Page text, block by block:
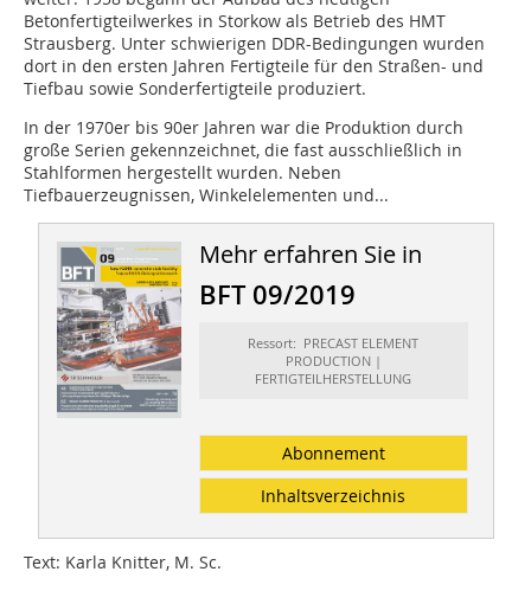
Betonfertigteilwerkes in Storkow als Betrieb des HMT
Strausberg. Unter schwierigen DDR-Bedingungen wurden
dort in den ersten Jahren Fertigteile für den Straßen- und
Tiefbau sowie Sonderfertigteile produziert.
In der 1970er bis 90er Jahren war die Produktion durch
große Serien gekennzeichnet, die fast ausschließlich in
Stahlformen hergestellt wurden. Neben
Tiefbauerzeugnissen, Winkelelementen und...
Mehr erfahren Sie in
BFT 09/2019
Ressort: PRECAST ELEMENT
PRODUCTION |
FERTIGTEILHERSTELLUNG
Abonnement
Inhaltsverzeichnis
Text: Karla Knitter, M. Sc.